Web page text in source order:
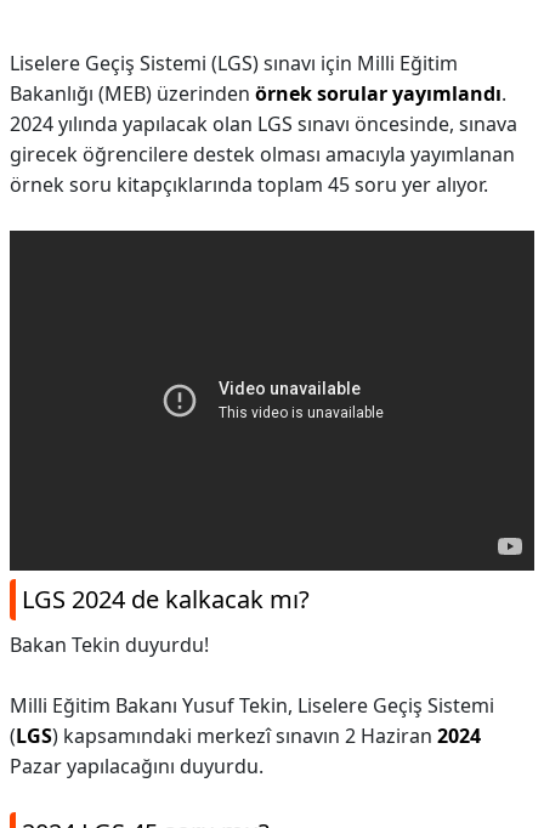
Liselere Geçiş Sistemi (LGS) sınavı için Milli Eğitim
Bakanlığı (MEB) üzerinden örnek sorular yayımlandı.
2024 yılında yapılacak olan LGS sınavı öncesinde, sınava
girecek öğrencilere destek olması amacıyla yayımlanan
örnek soru kitapçıklarında toplam 45 soru yer alıyor.
LGS 2024 de kalkacak mı?
Bakan Tekin duyurdu!
Milli Eğitim Bakanı Yusuf Tekin, Liselere Geçiş Sistemi
(LGS) kapsamındaki merkezî sınavın 2 Haziran 2024
Pazar yapılacağını duyurdu.